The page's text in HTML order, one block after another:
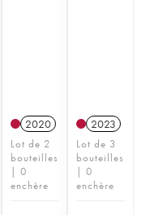
2020
Lot de 2
bouteilles
| 0
enchère
2023
Lot de 3
bouteilles
| 0
enchère